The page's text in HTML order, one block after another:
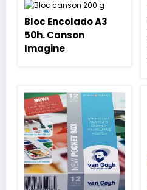
Bloc Encolado A3
50h. Canson
Imagine